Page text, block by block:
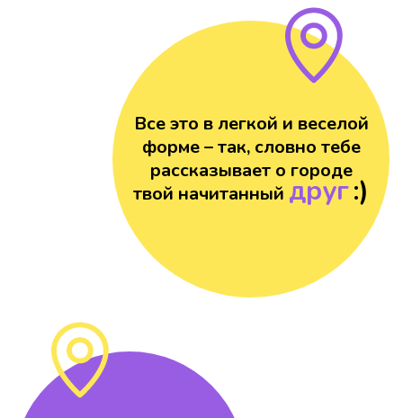
Все это в легкой и веселой
форме – так, словно тебе
рассказывает о городе
твой начитанный друг:)